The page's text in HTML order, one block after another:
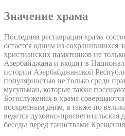
Значение храма
Последняя реставрация храма
остается одним из сохранившихся
христианских памятников не
Азербайджана и входит в
истории Азербайджанской
популярностью не только среди
мусульман, которые также
Богослужения в храме
воскресным дням, а также по
ведется духовно-просветительская
беседы перед таинствами